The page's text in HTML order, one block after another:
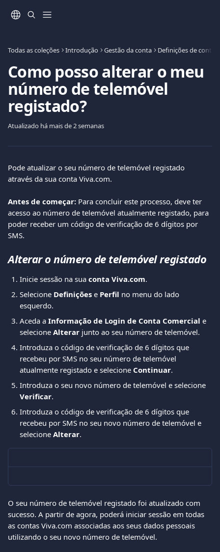
Todas as coleções Introdução Gestão da conta Definições de conta
Como posso alterar o meu
número de telemóvel
registado?
Atualizado há mais de 2 semanas
Pode atualizar o seu número de telemóvel registado
através da sua conta Viva.com.
Antes de começar: Para concluir este processo, deve ter
acesso ao número de telemóvel atualmente registado, para
poder receber um código de verificação de 6 dígitos por
SMS.
Alterar o número de telemóvel registado
Inicie sessão na sua conta Viva.com.
Selecione Definições e Perfil no menu do lado
esquerdo.
Aceda a Informação de Login de Conta Comercial e
selecione Alterar junto ao seu número de telemóvel.
Introduza o código de verificação de 6 dígitos que
recebeu por SMS no seu número de telemóvel
atualmente registado e selecione Continuar.
Introduza o seu novo número de telemóvel e selecione
Verificar.
Introduza o código de verificação de 6 dígitos que
recebeu por SMS no seu novo número de telemóvel e
selecione Alterar.
O seu número de telemóvel registado foi atualizado com
sucesso. A partir de agora, poderá iniciar sessão em todas
as contas Viva.com associadas aos seus dados pessoais
utilizando o seu novo número de telemóvel.